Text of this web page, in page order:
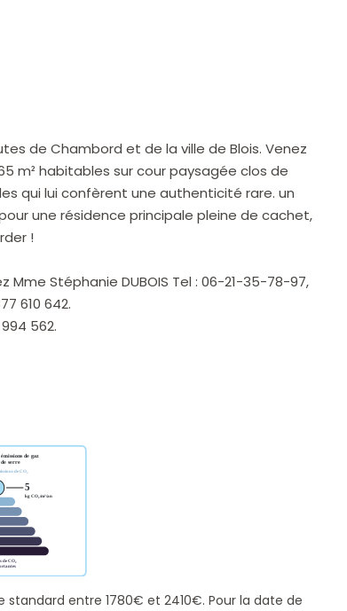
de Chambord et de la ville de Blois. Venez
m² habitables sur cour paysagée clos de
qui lui confèrent une authenticité rare. un
une résidence principale pleine de cachet,
!
Stéphanie DUBOIS Tel : 06-21-35-78-97,
610 642.
562.
entre 1780€ et 2410€. Pour la date de